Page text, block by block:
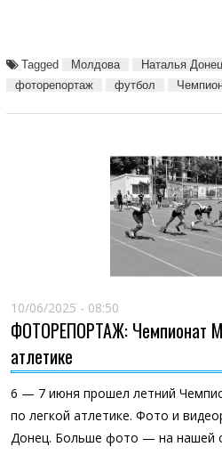
Tagged Молдова Наталья Донец
фоторепортаж
футбол
10/06/2025 - 08:50
ФОТОРЕПОРТАЖ: Чемпионат
атлетике
6 — 7 июня прошел летний
по легкой атлетике. Фото и
Донец. Больше фото — на нашей